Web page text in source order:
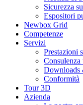
Sicurezza
Espositori
Newbox Grid
Competenze
Servizi
Prestazioni
Downloads
Conformità
Tour 3D
Azienda